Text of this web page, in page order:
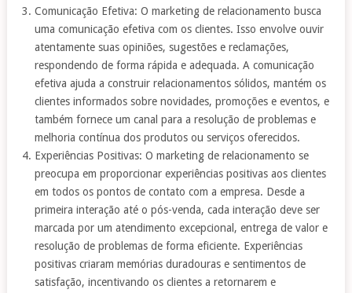
Comunicação Efetiva: O marketing de relacionamento busca
uma comunicação efetiva com os clientes. Isso envolve ouvir
atentamente suas opiniões, sugestões e reclamações,
respondendo de forma rápida e adequada. A comunicação
efetiva ajuda a construir relacionamentos sólidos, mantém os
clientes informados sobre novidades, promoções e eventos, e
também fornece um canal para a resolução de problemas e
melhoria contínua dos produtos ou serviços oferecidos.
Experiências Positivas: O marketing de relacionamento se
preocupa em proporcionar experiências positivas aos clientes
em todos os pontos de contato com a empresa. Desde a
primeira interação até o pós-venda, cada interação deve ser
marcada por um atendimento excepcional, entrega de valor e
resolução de problemas de forma eficiente. Experiências
positivas criaram memórias duradouras e sentimentos de
satisfação, incentivando os clientes a retornarem e